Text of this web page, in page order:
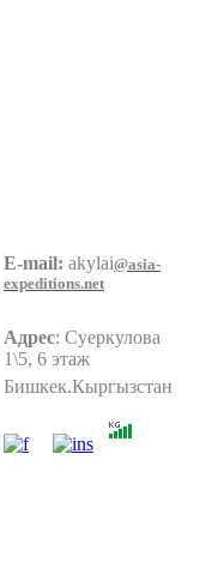
E-mail: akylai@asia-
expeditions.net
Адрес: Суеркулова
1\5, 6 этаж
Бишкек.Кыргызстан